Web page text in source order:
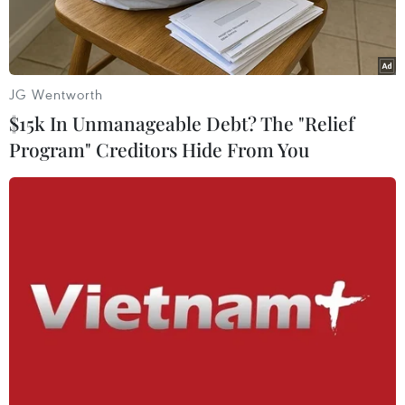
Bộ trưởng Lục quân Mỹ Ryan McCarthy cho biết
JG Wentworth
$15k In Unmanageable Debt? The "Relief
Program" Creditors Hide From You